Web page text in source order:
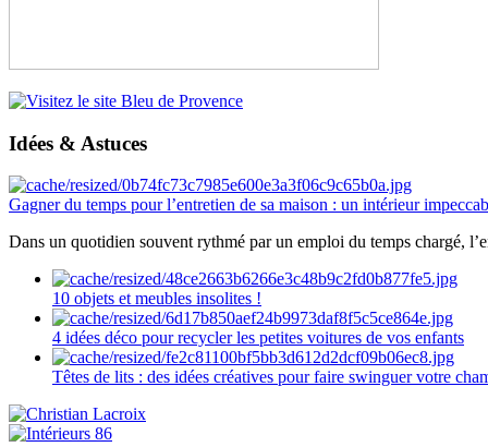
Idées & Astuces
Gagner du temps pour l’entretien de sa maison : un intérieur
Dans un quotidien souvent rythmé par un emploi du temps chargé,
10 objets et meubles insolites !
4 idées déco pour recycler les petites voitures de vos enfants
Têtes de lits : des idées créatives pour faire swinguer votre